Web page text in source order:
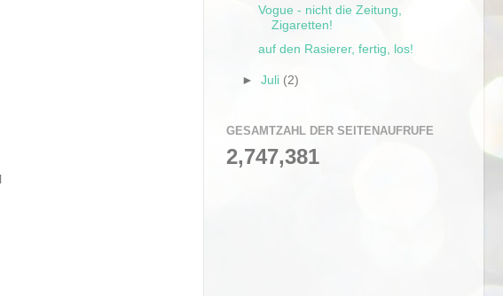
Vogue - nicht die Zeitung,
Zigaretten!
auf den Rasierer, fertig, los!
►Juli (2)
GESAMTZAHL DER SEITENAUFRUFE
2,747,381